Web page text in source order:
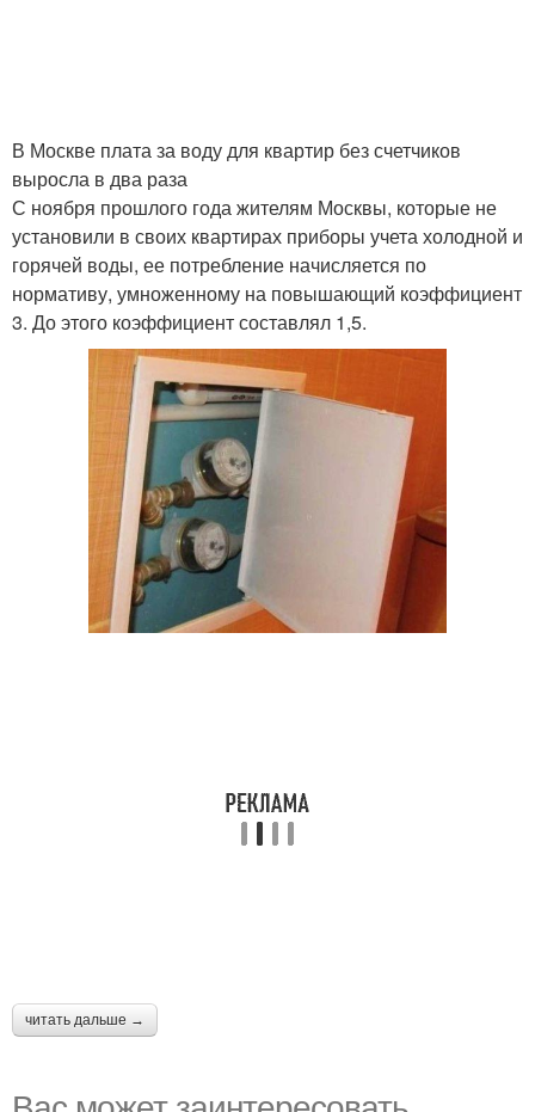
В Москве плата за воду для квартир без счетчиков
выросла в два раза
С ноября прошлого года жителям Москвы, которые не
установили в своих квартирах приборы учета холодной и
горячей воды, ее потребление начисляется по
нормативу, умноженному на повышающий коэффициент
3. До этого коэффициент составлял 1,5.
читать дальше →